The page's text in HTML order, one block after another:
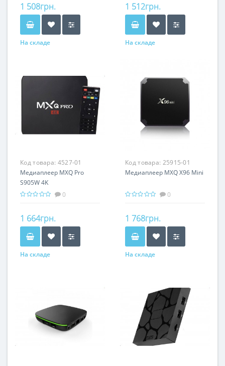
1 508грн.
На складе
1 512грн.
На складе
Код товара: 4527-01
Медиаплеер MXQ Pro
S905W 4K
0
1 664грн.
На складе
Код товара: 25915-01
Медиаплеер MXQ X96 Mini
0
1 768грн.
На складе